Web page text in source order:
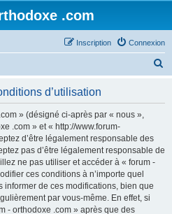
.com
Connexion
Inscription
d’utilisation
» (désigné ci-après par « nous »,
.com » et « http://www.forum-
d’être légalement responsable des
pas d’être légalement responsable de
ne pas utiliser et accéder à « forum -
ces conditions à n’importe quel
informer de ces modifications, bien que
par vous-même. En effet, si
- orthodoxe .com » après que des